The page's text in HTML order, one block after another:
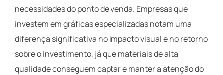
necessidades do ponto de venda. Empresas que
investem em gráficas especializadas notam uma
diferença significativa no impacto visual e no retorno
sobre o investimento, já que materiais de alta
qualidade conseguem captar e manter a atenção do